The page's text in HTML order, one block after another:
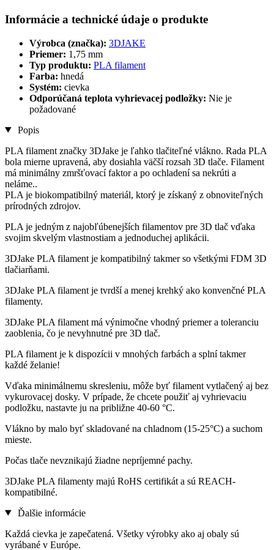
Informácie a technické údaje o produkte
Výrobca (značka): 3DJAKE
Priemer: 1,75 mm
Typ produktu: PLA filament
Farba: hnedá
Systém: cievka
Odporúčaná teplota vyhrievacej podložky: Nie je
požadované
Popis
PLA filament značky 3DJake je ľahko tlačiteľné vlákno. Rada PLA
bola mierne upravená, aby dosiahla väčší rozsah 3D tlače. Filament
má minimálny zmršťovací faktor a po ochladení sa nekrúti a
neláme..
PLA je biokompatibilný materiál, ktorý je získaný z obnoviteľných
prírodných zdrojov.
PLA je jedným z najobľúbenejších filamentov pre 3D tlač vďaka
svojim skvelým vlastnostiam a jednoduchej aplikácii.
3DJake PLA filament je kompatibilný takmer so všetkými FDM 3D
tlačiarňami.
3DJake PLA filament je tvrdší a menej krehký ako konvenčné PLA
filamenty.
3DJake PLA filament má výnimočne vhodný priemer a toleranciu
zaoblenia, čo je nevyhnutné pre 3D tlač.
PLA filament je k dispozícii v mnohých farbách a splní takmer
každé želanie!
Vďaka minimálnemu skresleniu, môže byť filament vytlačený aj bez
vykurovacej dosky. V prípade, že chcete použiť aj vyhrievaciu
podložku, nastavte ju na približne 40-60 °C.
Vlákno by malo byť skladované na chladnom (15-25°C) a suchom
mieste.
Počas tlače nevznikajú žiadne nepríjemné pachy.
3DJake PLA filamenty majú RoHS certifikát a sú REACH-
kompatibilné.
Ďalšie informácie
Každá cievka je zapečatená. Všetky výrobky ako aj obaly sú
vyrábané v Európe.